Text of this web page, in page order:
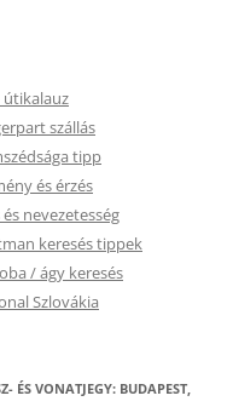
útikalauz
szállás
tipp
és érzés
nevezetesség
keresés tippek
/ ágy keresés
Szlovákia
ÉS VONATJEGY: BUDAPEST,